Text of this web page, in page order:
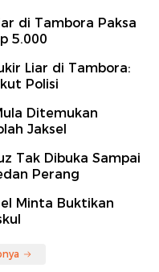
di Tambora Paksa
5.000
Liar di Tambora:
Polisi
Ditemukan
Jaksel
Tak Dibuka Sampai
Perang
Minta Buktikan